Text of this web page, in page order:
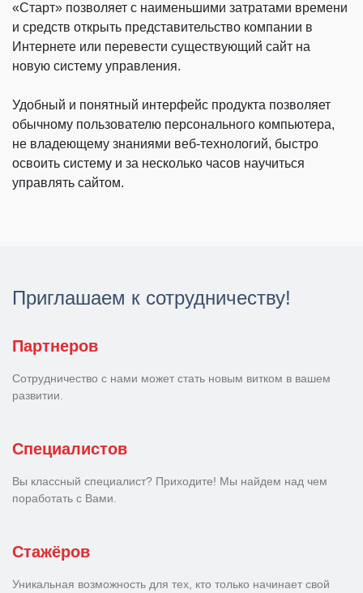
«Старт» позволяет с наименьшими затратами времени
и средств открыть представительство компании в
Интернете или перевести существующий сайт на
новую систему управления.
Удобный и понятный интерфейс продукта позволяет
обычному пользователю персонального компьютера,
не владеющему знаниями веб-технологий, быстро
освоить систему и за несколько часов научиться
управлять сайтом.
Приглашаем к сотрудничеству!
Партнеров
Сотрудничество с нами может стать новым витком в вашем
развитии.
Специалистов
Вы классный специалист? Приходите! Мы найдем над чем
поработать с Вами.
Стажёров
Уникальная возможность для тех, кто только начинает свой